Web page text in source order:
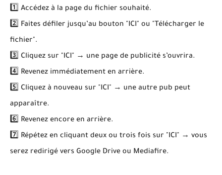
1️⃣ Accédez à la page du fichier souhaité.
2️⃣ Faites défiler jusqu’au bouton "ICI" ou "Télécharger le
fichier".
3️⃣ Cliquez sur "ICI" → une page de publicité s’ouvrira.
4️⃣ Revenez immédiatement en arrière.
5️⃣ Cliquez à nouveau sur "ICI" → une autre pub peut
apparaître.
6️⃣ Revenez encore en arrière.
7️⃣ Répétez en cliquant deux ou trois fois sur "ICI" → vous
serez redirigé vers Google Drive ou Mediafire.